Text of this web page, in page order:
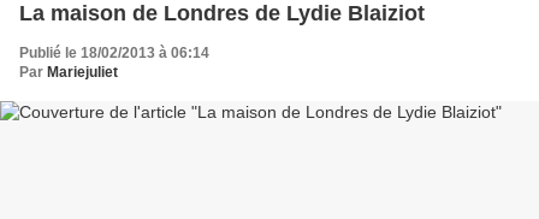
La maison de Londres de Lydie Blaiziot
Publié le 18/02/2013 à 06:14
Par Mariejuliet